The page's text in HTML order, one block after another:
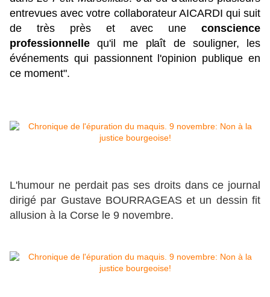
entrevues avec votre collaborateur AICARDI qui suit
de très près et avec une conscience
professionnelle qu'il me plaît de souligner, les
événements qui passionnent l'opinion publique en
ce moment".
L'humour ne perdait pas ses droits dans ce journal
dirigé par Gustave BOURRAGEAS et un dessin fit
allusion à la Corse le 9 novembre.